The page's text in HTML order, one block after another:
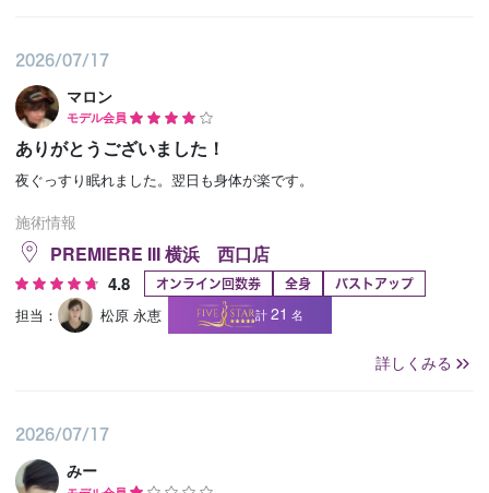
2026/07/17
マロン
モデル会員
ありがとうございました！
夜ぐっすり眠れました。翌日も身体が楽です。
施術情報
PREMIERE III 横浜 西口店
4.8 オンライン回数券 全身 バストアップ
担当： 松原 永恵 計 21 名
詳しくみる
2026/07/17
みー